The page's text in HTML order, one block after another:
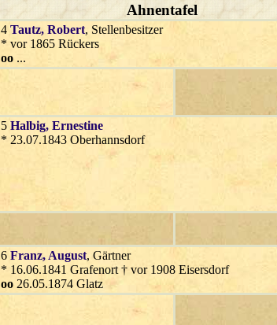
Ahnentafel
4 Tautz, Robert, Stellenbesitzer
* vor 1865 Rückers
oo ...
5 Halbig, Ernestine
* 23.07.1843 Oberhannsdorf
6 Franz, August, Gärtner
* 16.06.1841 Grafenort † vor 1908 Eisersdorf
oo 26.05.1874 Glatz